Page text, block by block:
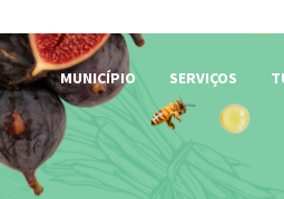
MUNICÍPIO
SERVIÇOS